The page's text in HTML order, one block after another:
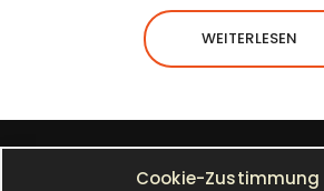
Cookie-Zustimmung
WEITERLESEN